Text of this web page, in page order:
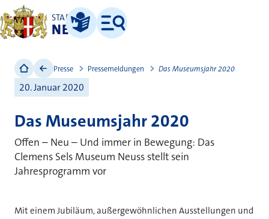
STADT
NEUSS
Leichte Sprache
Menü
Presse Pressemeldungen Das Museumsjahr 2020
20. Januar 2020
Das Museumsjahr 2020
Offen – Neu – Und immer in Bewegung: Das
Clemens Sels Museum Neuss stellt sein
Jahresprogramm vor
Mit einem Jubiläum, außergewöhnlichen Ausstellungen und